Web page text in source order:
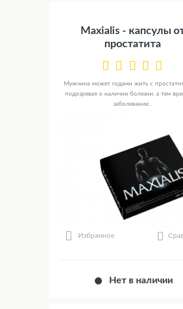
Maxialis - капсулы
простатита
Мужчина может годами жить с
подозревая о наличии болезни, а тем
заболевание...
Избранное
Нет в наличии